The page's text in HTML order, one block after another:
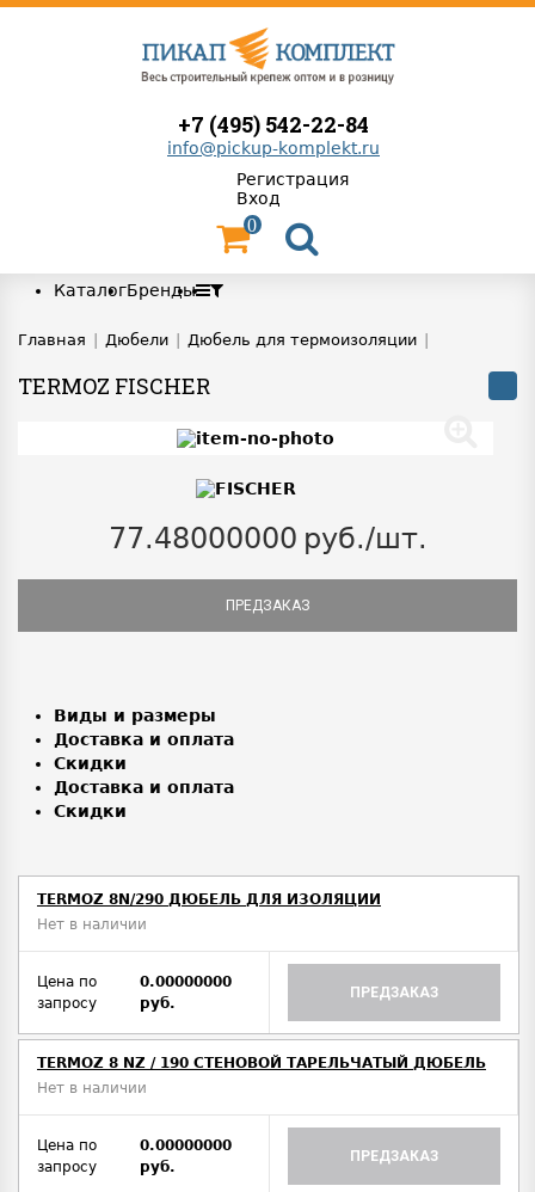
+7 (495) 542-22-84
info@pickup-komplekt.ru
Регистрация
Вход
0
КаталогБренды
Главная Дюбели Дюбель для термоизоляции
TERMOZ FISCHER
77.48000000 руб./шт.
ПРЕДЗАКАЗ
Виды и размеры
Доставка и оплата
Скидки
Доставка и оплата
Скидки
TERMOZ 8N/290 ДЮБЕЛЬ ДЛЯ ИЗОЛЯЦИИ
Нет в наличии
Цена по
запросу
0.00000000
руб.
ПРЕДЗАКАЗ
TERMOZ 8 NZ / 190 СТЕНОВОЙ ТАРЕЛЬЧАТЫЙ ДЮБЕЛЬ
Нет в наличии
Цена по
запросу
0.00000000
руб.
ПРЕДЗАКАЗ